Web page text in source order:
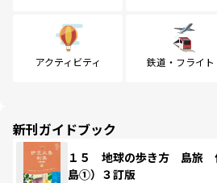
アクティビティ 鉄道・フライト
新刊ガイドブック
１５ 地球の歩き方 島旅
島①）３訂版